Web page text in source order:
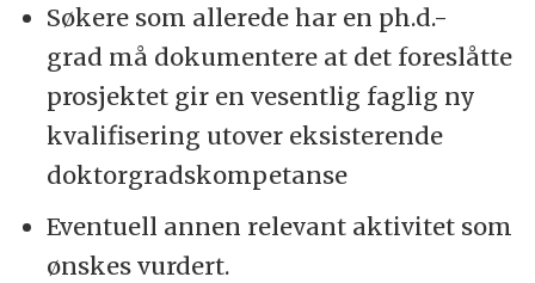
Søkere som allerede har en ph.d.-
grad må dokumentere at det foreslåtte
prosjektet gir en vesentlig faglig ny
kvalifisering utover eksisterende
doktorgradskompetanse
Eventuell annen relevant aktivitet som
ønskes vurdert.